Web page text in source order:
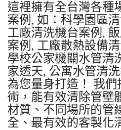
這裡擁有全台灣各種
案例, 如：科學園區
工廠清洗機台案例,
案例, 工廠散熱設備
學校公家機關水管清
家透天, 公寓水管清
為您量身打造！ 我
術，能有效清除管壁
材質、不同場所的管
全、最有效的客製化